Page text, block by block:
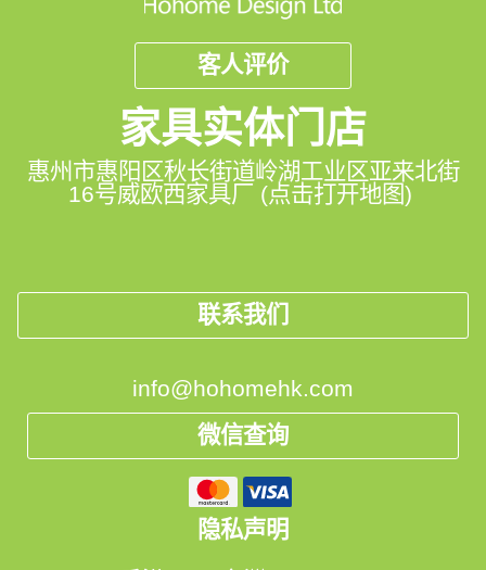
客人评价
家具实体门店
惠州市惠阳区秋长街道岭湖工业区亚来北街
16号威欧西家具厂 (点击打开地图)
联系我们
info@hohomehk.com
微信查询
隐私声明